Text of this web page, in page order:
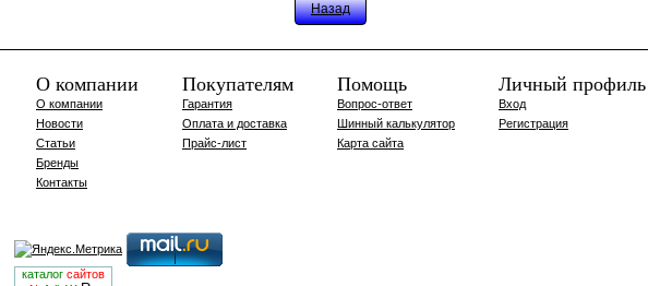
Назад
О компании
О компании
Новости
Статьи
Бренды
Контакты
Покупателям
Гарантия
Оплата и доставка
Прайс-лист
Помощь
Вопрос-ответ
Шинный калькулятор
Карта сайта
Личный профиль
Вход
Регистрация
каталог сайтов